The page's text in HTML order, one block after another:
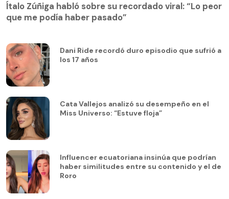
Ítalo Zúñiga habló sobre su recordado viral: “Lo peor
que me podía haber pasado”
Dani Ride recordó duro episodio que sufrió a
los 17 años
Cata Vallejos analizó su desempeño en el
Miss Universo: “Estuve floja”
Influencer ecuatoriana insinúa que podrían
haber similitudes entre su contenido y el de
Roro